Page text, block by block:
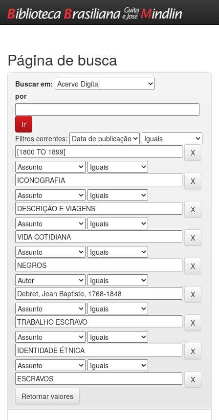
Página de busca
Buscar em:
por
Filtros correntes:
Retornar valores